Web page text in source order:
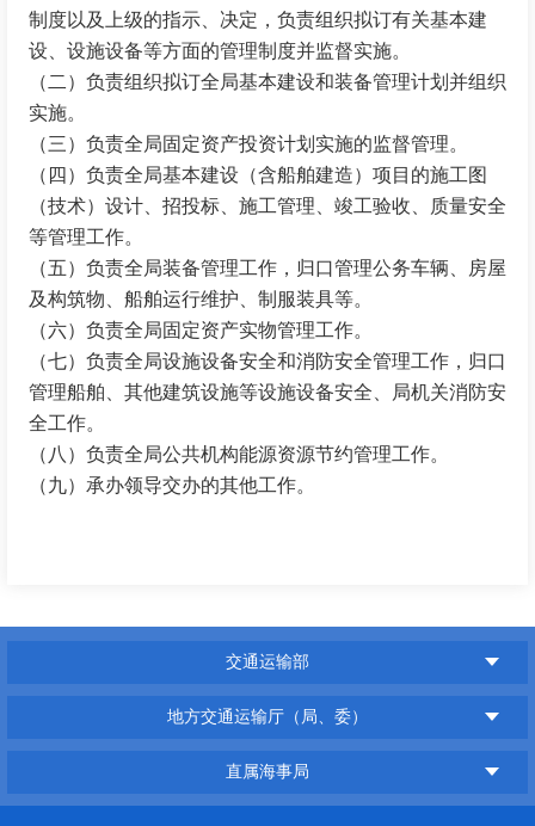
制度以及上级的指示、决定，负责组织拟订有关基本建
设、设施设备等方面的管理制度并监督实施。
（二）负责组织拟订全局基本建设和装备管理计划并组织
实施。
（三）负责全局固定资产投资计划实施的监督管理。
（四）负责全局基本建设（含船舶建造）项目的施工图
（技术）设计、招投标、施工管理、竣工验收、质量安全
等管理工作。
（五）负责全局装备管理工作，归口管理公务车辆、房屋
及构筑物、船舶运行维护、制服装具等。
（六）负责全局固定资产实物管理工作。
（七）负责全局设施设备安全和消防安全管理工作，归口
管理船舶、其他建筑设施等设施设备安全、局机关消防安
全工作。
（八）负责全局公共机构能源资源节约管理工作。
（九）承办领导交办的其他工作。
交通运输部
地方交通运输厅（局、委）
直属海事局